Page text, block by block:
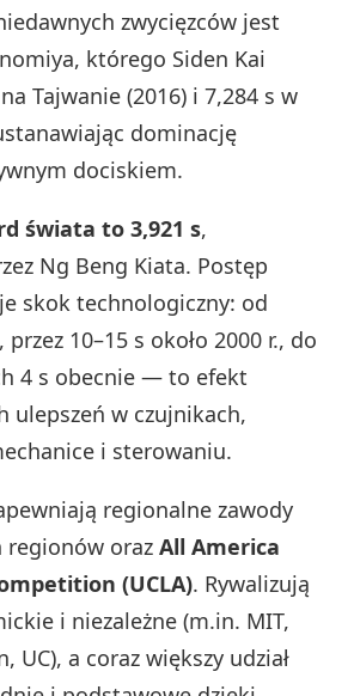
zwycięzców jest
którego Siden Kai
na Tajwanie (2016) i 7,284 s w
dominację
dociskiem.
świata to 3,921 s,
Ng Beng Kiata. Postęp
skok technologiczny: od
10–15 s około 2000 r., do
4 s obecnie — to efekt
ulepszeń w czujnikach,
i sterowaniu.
regionalne zawody
regionów orazAll America
(UCLA). Rywalizują
i niezależne (m.in. MIT,
UC), a coraz większy udział